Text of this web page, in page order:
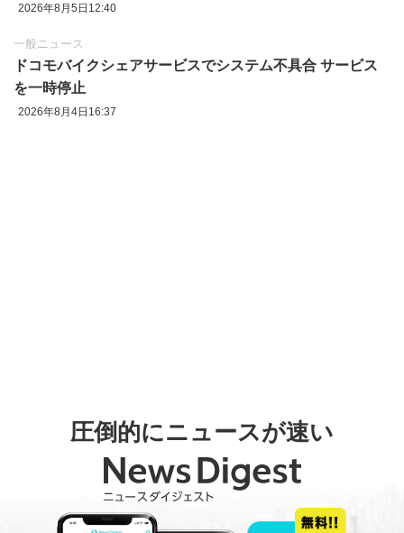
2026年8月5日12:40
一般ニュース
ドコモバイクシェアサービスでシステム不具合 サービス
を一時停止
2026年8月4日16:37
圧倒的にニュースが速い